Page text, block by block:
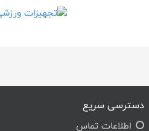
دسترسی سریع
اطلاعات تماس